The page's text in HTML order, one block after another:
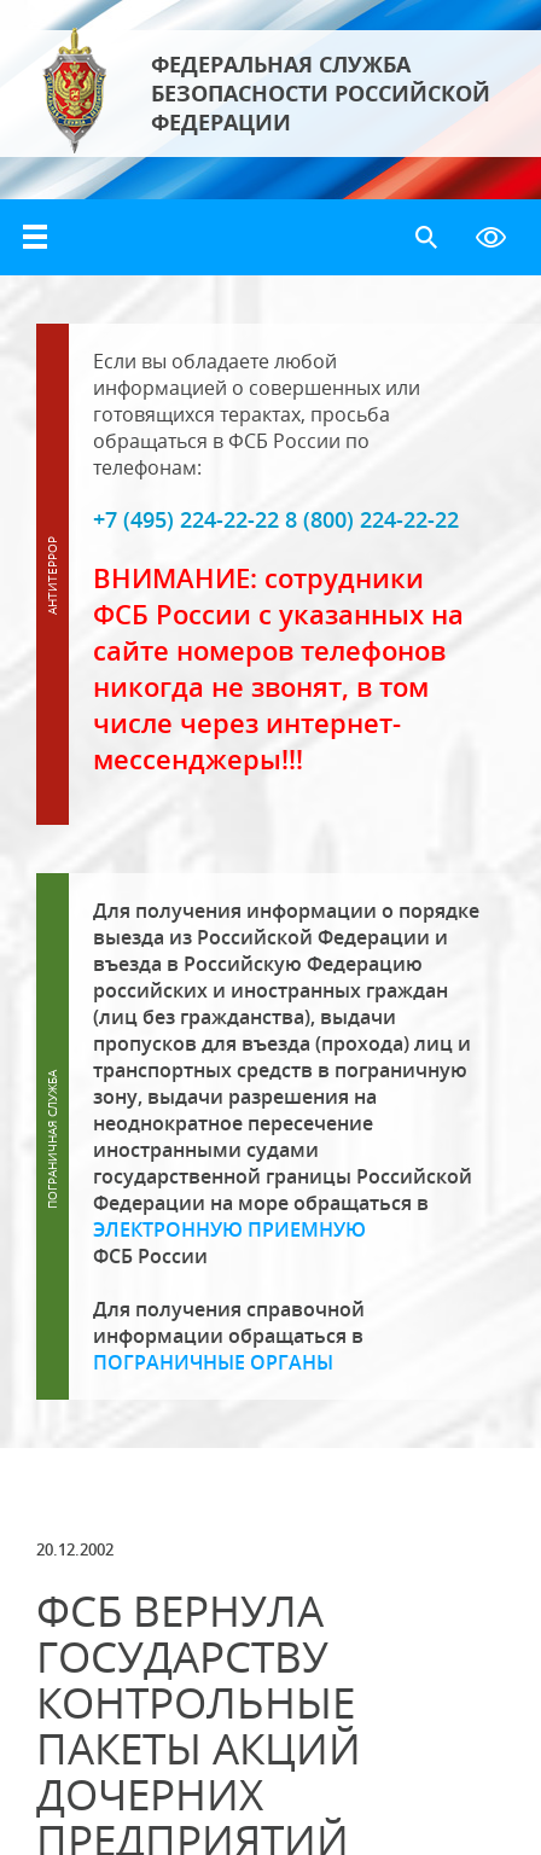
ФЕДЕРАЛЬНАЯ СЛУЖБА
БЕЗОПАСНОСТИ РОССИЙСКОЙ
ФЕДЕРАЦИИ
Если вы обладаете любой
информацией о совершенных или
готовящихся терактах, просьба
обращаться в ФСБ России по
телефонам:
+7 (495) 224-22-22 8 (800) 224-22-22
ВНИМАНИЕ: сотрудники
ФСБ России с указанных на
сайте номеров телефонов
никогда не звонят, в том
числе через интернет-
мессенджеры!!!
Для получения информации о порядке
выезда из Российской Федерации и
въезда в Российскую Федерацию
российских и иностранных граждан
(лиц без гражданства), выдачи
пропусков для въезда (прохода) лиц и
транспортных средств в пограничную
зону, выдачи разрешения на
неоднократное пересечение
иностранными судами
государственной границы Российской
Федерации на море обращаться в
ЭЛЕКТРОННУЮ ПРИЕМНУЮ
ФСБ России
Для получения справочной
информации обращаться в
ПОГРАНИЧНЫЕ ОРГАНЫ
20.12.2002
ФСБ ВЕРНУЛА
ГОСУДАРСТВУ
КОНТРОЛЬНЫЕ
ПАКЕТЫ АКЦИЙ
ДОЧЕРНИХ
ПРЕДПРИЯТИЙ